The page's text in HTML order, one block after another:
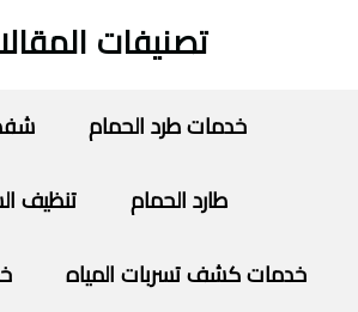
تصنيفات
خدمات طرد الحمام
طارد الحمام تنظيف
خدمات كشف تسربات المياه